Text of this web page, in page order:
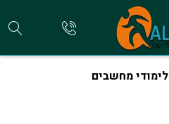
להתקשר
לימודי מחשבים